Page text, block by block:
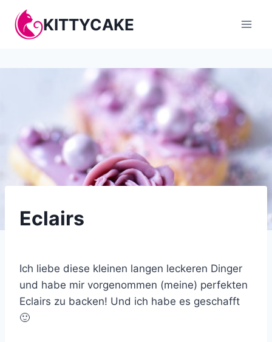
Inhalt
springen
KITTYCAKE
KÜCHE
Eclairs
Ich liebe diese kleinen langen leckeren Dinger
und habe mir vorgenommen (meine) perfekten
Eclairs zu backen! Und ich habe es geschafft
🙂